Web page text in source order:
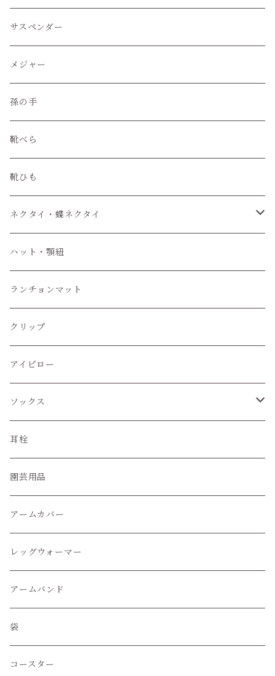
レザークラフトツール
レザークラフト材料
サスペンダー
メジャー
孫の手
靴べら
靴ひも
ネクタイ・蝶ネクタイ
ワンタッチネクタイ
蝶ネクタイ
ハット・顎紐
ランチョンマット
クリップ
アイピロー
ソックス
ハイソックス
クルー丈ソックス
くるぶし丈ソックス
耳栓
園芸用品
アームカバー
レッグウォーマー
アームバンド
袋
コースター